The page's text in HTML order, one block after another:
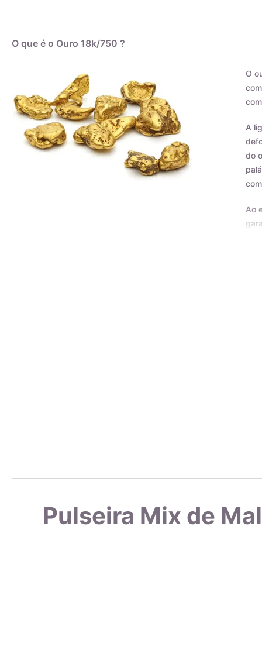
O que é o Ouro 18k/750 ?
O
A
do
Ao
a
Pulseira Mix de